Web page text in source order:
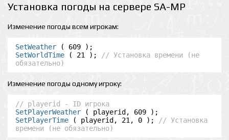
Установка погоды на сервере SA-MP
Изменение погоды всем игрокам:
SetWeather
SetWorldTime ( 21 );
// Установка времени (не
обязательно)
Изменение погоды одному игроку:
// playerid - ID игрока
SetPlayerWeather
SetPlayerTime ( playerid, 21, 0 );
// Установка
времени (не обязательно)